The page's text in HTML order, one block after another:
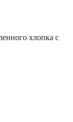
хлопка с